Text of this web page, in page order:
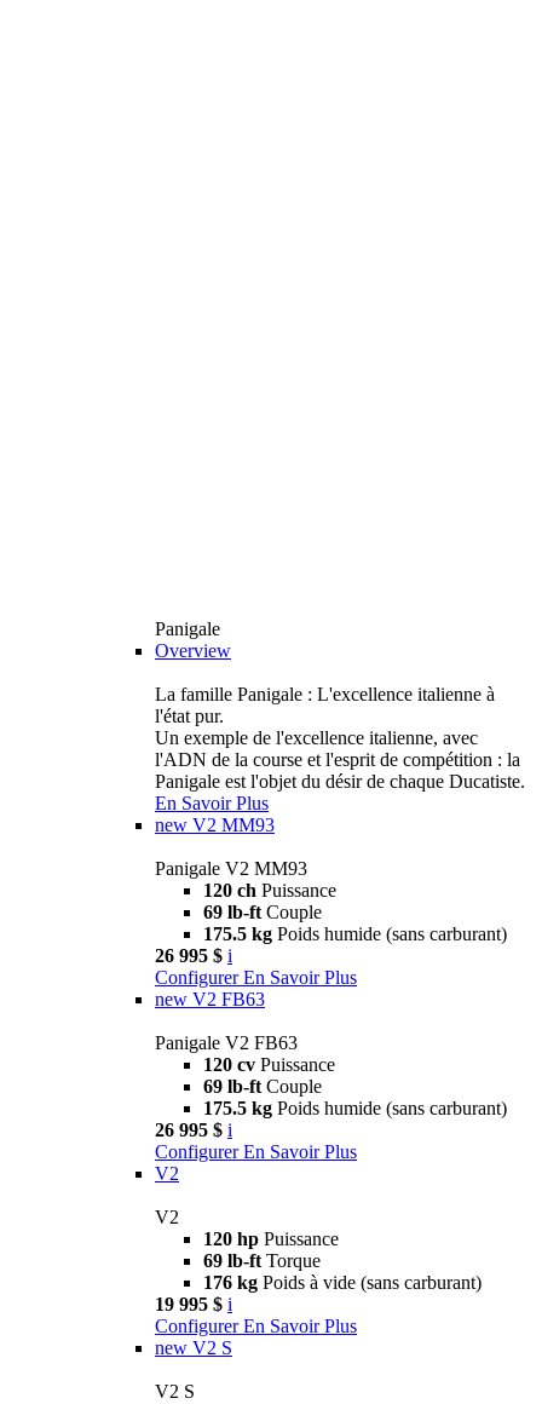
Panigale
Overview
La famille Panigale : L'excellence italienne à
l'état pur.
Un exemple de l'excellence italienne, avec
l'ADN de la course et l'esprit de compétition : la
Panigale est l'objet du désir de chaque Ducatiste.
En Savoir Plus
new V2 MM93
Panigale V2 MM93
120 ch Puissance
69 lb-ft Couple
175.5 kg Poids humide (sans carburant)
26 995 $ i
Configurer En Savoir Plus
new V2 FB63
Panigale V2 FB63
120 cv Puissance
69 lb-ft Couple
175.5 kg Poids humide (sans carburant)
26 995 $ i
Configurer En Savoir Plus
V2
V2
120 hp Puissance
69 lb-ft Torque
176 kg Poids à vide (sans carburant)
19 995 $ i
Configurer En Savoir Plus
new V2 S
V2 S